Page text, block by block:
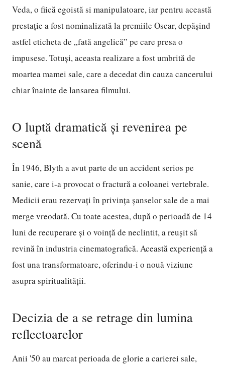
Veda, o fiică egoistă si manipulatoare, iar pentru această
prestație a fost nominalizată la premiile Oscar, depășind
astfel eticheta de „fată angelică” pe care presa o
impusese. Totuși, aceasta realizare a fost umbrită de
moartea mamei sale, care a decedat din cauza cancerului
chiar înainte de lansarea filmului.
O luptă dramatică și revenirea pe
scenă
În 1946, Blyth a avut parte de un accident serios pe
sanie, care i-a provocat o fractură a coloanei vertebrale.
Medicii erau rezervați în privința șanselor sale de a mai
merge vreodată. Cu toate acestea, după o perioadă de 14
luni de recuperare și o voință de neclintit, a reușit să
revină în industria cinematografică. Această experiență a
fost una transformatoare, oferindu-i o nouă viziune
asupra spiritualității.
Decizia de a se retrage din lumina
reflectoarelor
Anii '50 au marcat perioada de glorie a carierei sale,